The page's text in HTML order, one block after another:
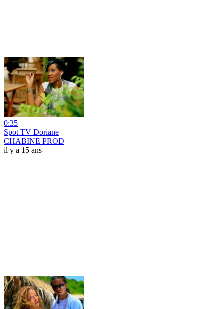
0:35
Spot TV Doriane
CHABINE PROD
il y a 15 ans